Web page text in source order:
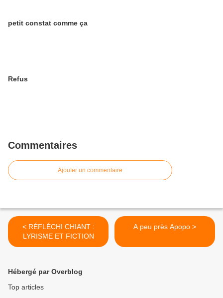
petit constat comme ça
Refus
Commentaires
Ajouter un commentaire
< RÉFLÉCHI CHIANT :
LYRISME ET FICTION
A peu près Apopo >
Hébergé par Overblog
Top articles